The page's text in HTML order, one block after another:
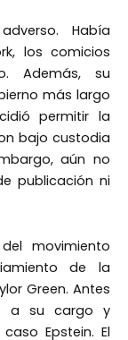
Había
los comicios
Además, su
más largo
permitir la
bajo custodia
aún no
publicación ni
movimiento
de la
Green. Antes
a su cargo y
Epstein. El